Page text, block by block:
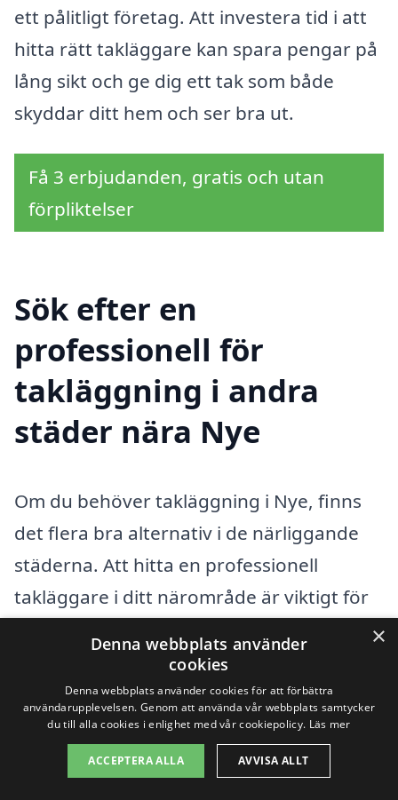
ett pålitligt företag. Att investera tid i att
hitta rätt takläggare kan spara pengar på
lång sikt och ge dig ett tak som både
skyddar ditt hem och ser bra ut.
Få 3 erbjudanden, gratis och utan
förpliktelser
Sök efter en
professionell för
takläggning i andra
städer nära Nye
Om du behöver takläggning i Nye, finns
det flera bra alternativ i de närliggande
städerna. Att hitta en professionell
takläggare i ditt närområde är viktigt för
och med hög kvalitet. Plattformen
taklggning-pris-3kb.segör det enkelt för
dig att få kontakt med olika takläggare
och att få offert från dem. Här kan du
×
Denna webbplats använder
cookies
Denna webbplats använder cookies för att förbättra
användarupplevelsen. Genom att använda vår webbplats samtycker
du till alla cookies i enlighet med vår cookiepolicy. Läs mer
ACCEPTERA ALLA AVVISA ALLT